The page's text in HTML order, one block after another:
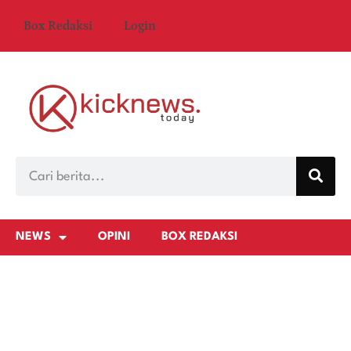
Box Redaksi Login
NEWS OPINI BOX REDAKSI